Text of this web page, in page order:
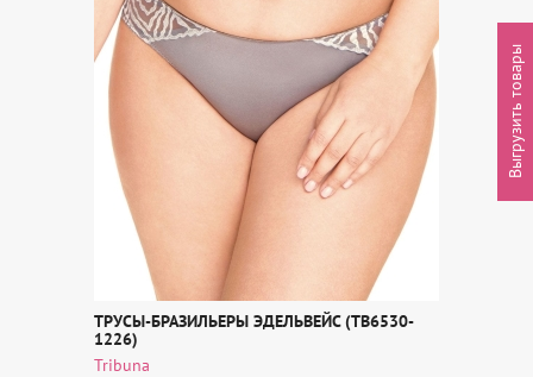
ТРУСЫ-БРАЗИЛЬЕРЫ ЭДЕЛЬВЕЙС (TB6530-
1226)
Tribuna
Выгрузить товары